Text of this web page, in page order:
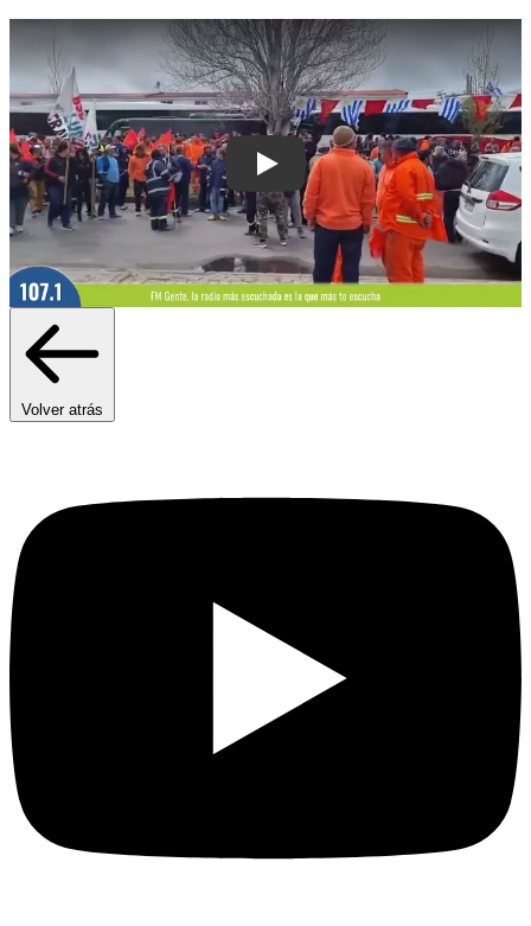
Play: SUNCA reclama garantías y
Volver atrás